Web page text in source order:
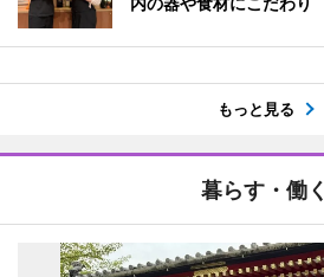
もっと見る
暮らす・働く